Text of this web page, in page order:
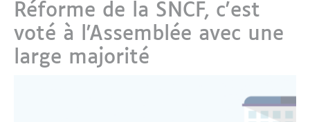
Réforme de la SNCF, c'est
voté à l'Assemblée avec une
large majorité